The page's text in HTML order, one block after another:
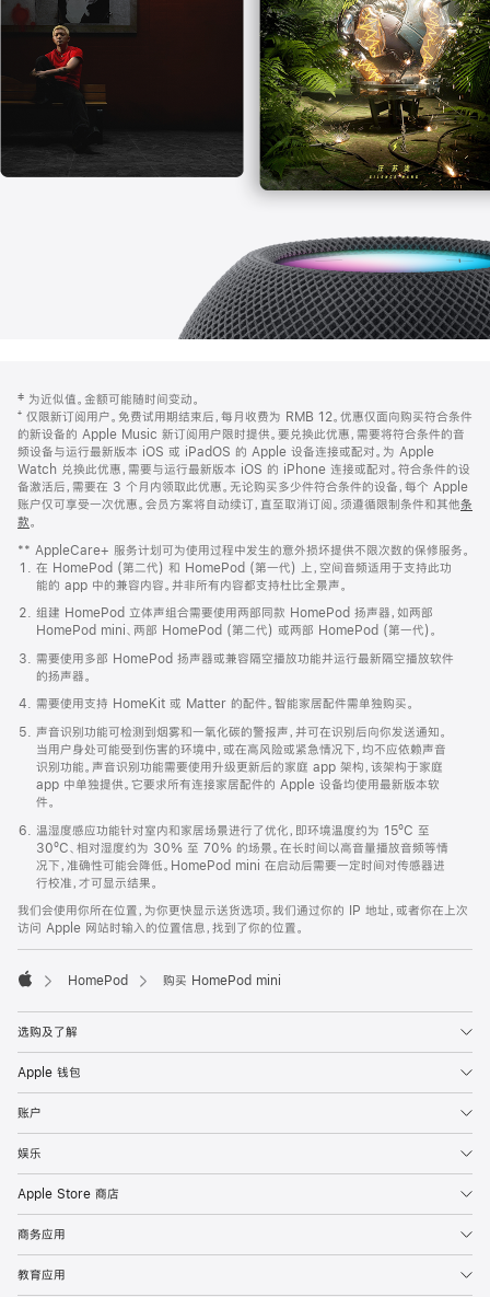
开)
页
页
脚
注
‡ 为近似值。金额可能随时间变动。
⁺ 仅限新订阅用户。免费试用期结束后，每月收费为 RMB 12。优惠仅面向购买符合条件
的新设备的 Apple Music 新订阅用户限时提供。要兑换此优惠，需要将符合条件的音
频设备与运行最新版本 iOS 或 iPadOS 的 Apple 设备连接或配对。为 Apple
Watch 兑换此优惠，需要与运行最新版本 iOS 的 iPhone 连接或配对。符合条件的设
备激活后，需要在 3 个月内领取此优惠。无论购买多少件符合条件的设备，每个 Apple
账户仅可享受一次优惠。会员方案将自动续订，直至取消订阅。须遵循限制条件和其他条
款。
窗
口
中
打
开)
** AppleCare+ 服务计划可为使用过程中发生的意外损坏提供不限次数的保修服务。
在 HomePod (第二代) 和 HomePod (第一代) 上，空间音频适用于支持此功
能的 app 中的兼容内容。并非所有内容都支持杜比全景声。
组建 HomePod 立体声组合需要使用两部同款 HomePod 扬声器，如两部
HomePod mini、两部 HomePod (第二代) 或两部 HomePod (第一代)。
需要使用多部 HomePod 扬声器或兼容隔空播放功能并运行最新隔空播放软件
的扬声器。
需要使用支持 HomeKit 或 Matter 的配件。智能家居配件需单独购买。
声音识别功能可检测到烟雾和一氧化碳的警报声，并可在识别后向你发送通知。
当用户身处可能受到伤害的环境中，或在高风险或紧急情况下，均不应依赖声音
识别功能。声音识别功能需要使用升级更新后的家庭 app 架构，该架构于家庭
app 中单独提供。它要求所有连接家居配件的 Apple 设备均使用最新版本软
件。
温湿度感应功能针对室内和家居场景进行了优化，即环境温度约为 15ºC 至
30ºC、相对湿度约为 30% 至 70% 的场景。在长时间以高音量播放音频等情
况下，准确性可能会降低。HomePod mini 在启动后需要一定时间对传感器进
行校准，才可显示结果。
我们会使用你所在位置，为你更快显示送货选项。我们通过你的 IP 地址，或者你在上次
访问 Apple 网站时输入的位置信息，找到了你的位置。
HomePod 购买 HomePod mini
选购及了解
Apple 钱包
账户
娱乐
Apple Store 商店
商务应用
教育应用